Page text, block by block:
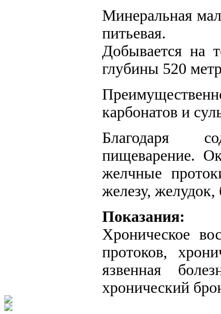
Минеральная
питьевая.
Добывается на
глубины 520
карбонатов и
Благодаря
пищеварение.
желчные
железу,
Показания:
Хроническое
протоков,
язвенная
хронический